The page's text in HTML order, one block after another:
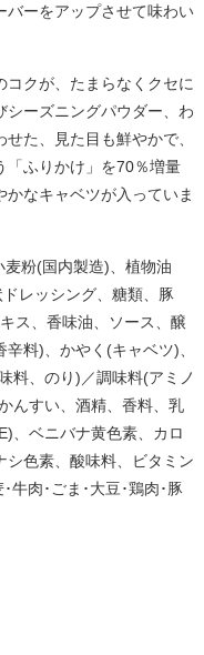
バーをアップさせて味わい
クが、たまらなくクセに
シーズニングパウダー、わ
た、見た目も鮮やかで、
「ふりかけ」を70％増量
なキャベツが入っていま
粉(国内製造)、植物油
レッシング、糖類、豚
ス、香味油、ソース、醸
料)、かやく(キャベツ)、
料、のり)／調味料(アミノ
んすい、酒精、香料、乳
、ベニバナ黄色素、カロ
色素、酸味料、ビタミン
牛肉･ごま･大豆･鶏肉･豚